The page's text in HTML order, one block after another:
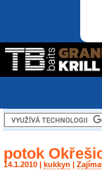
potok
14.1.2010 | kukkyn